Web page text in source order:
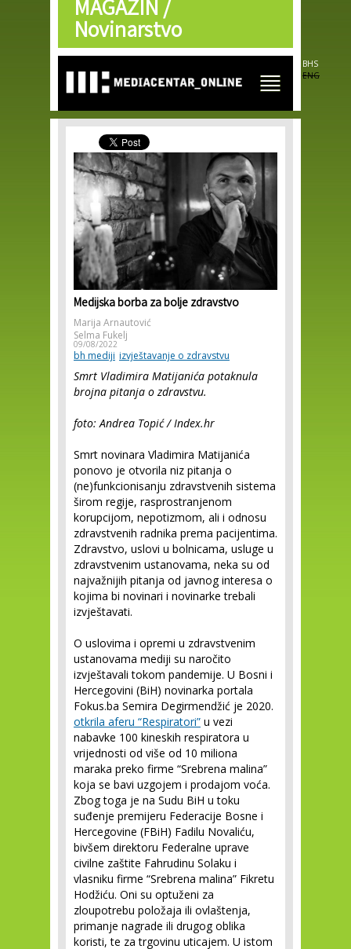
Skip to
main
content
MAGAZIN /
Novinarstvo
BHS
ENG
Medijska borba za bolje zdravstvo
Marija Arnautović
Selma Fukelj
09/08/2022
bh mediji izvještavanje o zdravstvu
Smrt Vladimira Matijanića potaknula
brojna pitanja o zdravstvu.
foto: Andrea Topić / Index.hr
Smrt novinara Vladimira Matijanića
ponovo je otvorila niz pitanja o
(ne)funkcionisanju zdravstvenih sistema
širom regije, rasprostranjenom
korupcijom, nepotizmom, ali i odnosu
zdravstvenih radnika prema pacijentima.
Zdravstvo, uslovi u bolnicama, usluge u
zdravstvenim ustanovama, neka su od
najvažnijih pitanja od javnog interesa o
kojima bi novinari i novinarke trebali
izvještavati.
O uslovima i opremi u zdravstvenim
ustanovama mediji su naročito
izvještavali tokom pandemije. U Bosni i
Hercegovini (BiH) novinarka portala
Fokus.ba Semira Degirmendžić je 2020.
otkrila aferu “Respiratori” u vezi
nabavke 100 kineskih respiratora u
vrijednosti od više od 10 miliona
maraka preko firme “Srebrena malina”
koja se bavi uzgojem i prodajom voća.
Zbog toga je na Sudu BiH u toku
suđenje premijeru Federacije Bosne i
Hercegovine (FBiH) Fadilu Novaliću,
bivšem direktoru Federalne uprave
civilne zaštite Fahrudinu Solaku i
vlasniku firme “Srebrena malina” Fikretu
Hodžiću. Oni su optuženi za
zloupotrebu položaja ili ovlaštenja,
primanje nagrade ili drugog oblika
koristi, te za trgovinu uticajem. U istom